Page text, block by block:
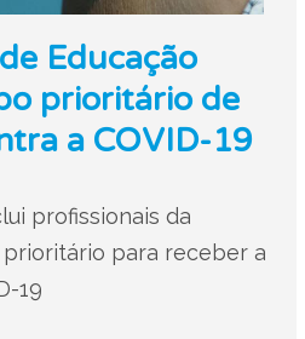
Educação
prioritário de
a COVID-19
profissionais da
para receber a
19